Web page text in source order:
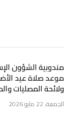
مندوبية الشؤون
ولائحة المصليات
الجمعة، 22 مايو 2026